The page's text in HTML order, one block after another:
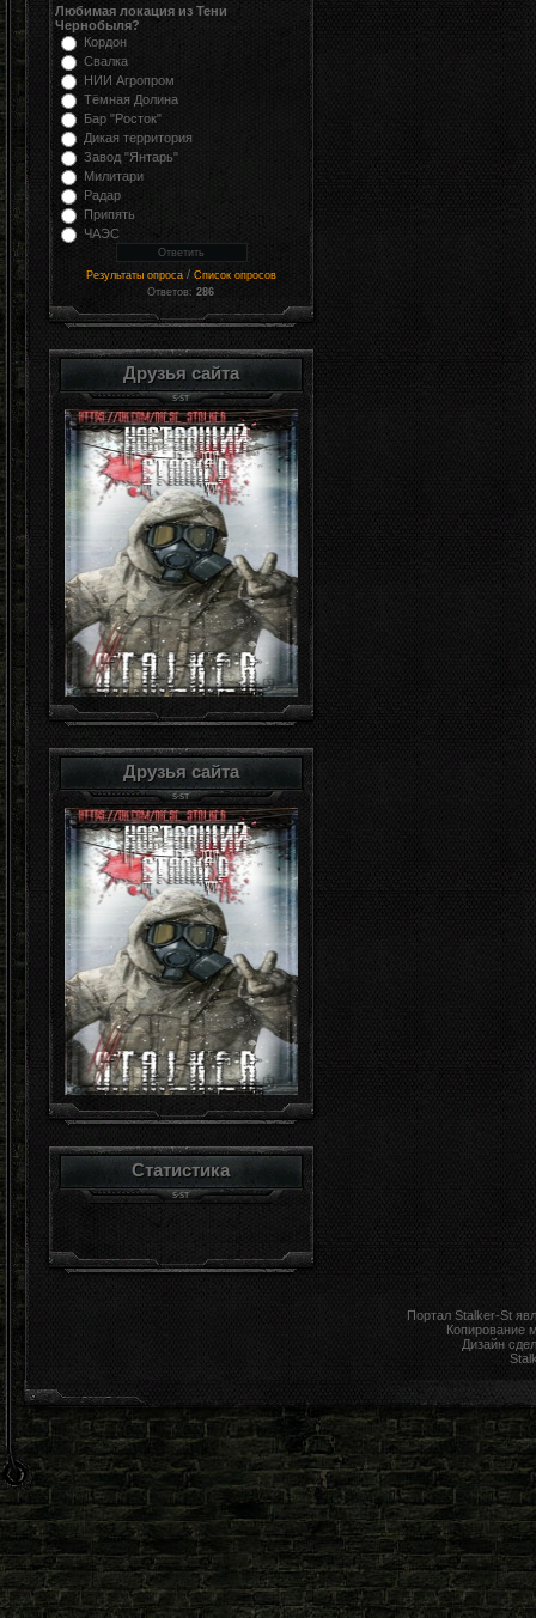
Любимая локация из Тени
Чернобыля?
Кордон
Свалка
НИИ Агропром
Тёмная Долина
Бар "Росток"
Дикая территория
Завод "Янтарь"
Милитари
Радар
Припять
ЧАЭС
Результаты опроса / Список опросов
Ответов:286
Друзья сайта
Друзья сайта
Статистика
Портал Stalker-St
Копирование
Дизайн